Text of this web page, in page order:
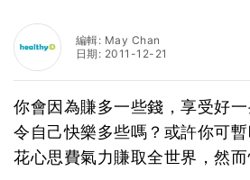
編輯: May Chan
日期: 2011-12-21
你會因為賺多一些錢，享受好
令自己快樂多些嗎？或許你可
花心思費氣力賺取全世界，然而